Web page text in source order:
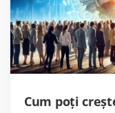
Cum poți